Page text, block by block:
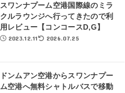
スワンナプーム空港国際線のミラ
クルラウンジへ行ってきたので利
用レビュー【コンコースD,G】
2023.12.11 2026.07.25
ドンムアン空港からスワンナプー
ム空港へ無料シャトルバスで移動